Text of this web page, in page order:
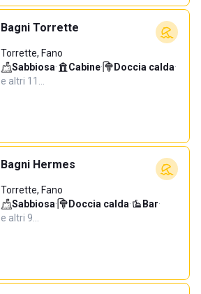
Bagni Torrette
Torrette, Fano
Sabbiosa· Cabine· Doccia calda·
e altri 11…
Bagni Hermes
Torrette, Fano
Sabbiosa· Doccia calda· Bar·
e altri 9…